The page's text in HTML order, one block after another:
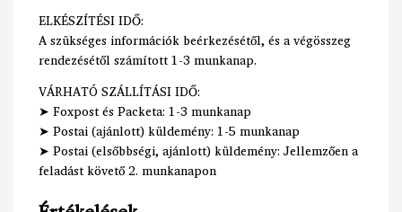
ELKÉSZÍTÉSI IDŐ:
A szükséges információk beérkezésétől, és a végösszeg
rendezésétől számított 1-3 munkanap.
VÁRHATÓ SZÁLLÍTÁSI IDŐ:
➤ Foxpost és Packeta: 1-3 munkanap
➤ Postai (ajánlott) küldemény: 1-5 munkanap
➤ Postai (elsőbbségi, ajánlott) küldemény: Jellemzően a
feladást követő 2. munkanapon